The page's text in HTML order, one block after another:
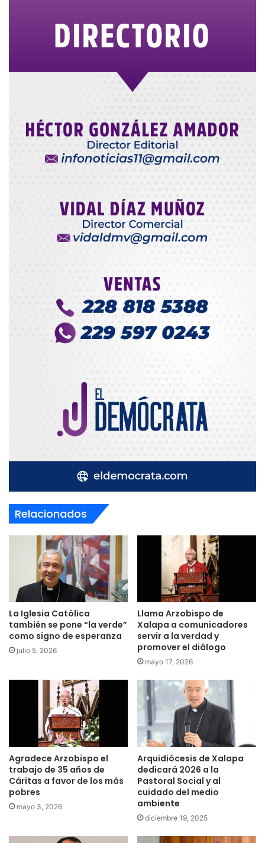
Relacionados
La Iglesia Católica
también se pone “la verde”
como signo de esperanza
julio 5, 2026
Llama Arzobispo de
Xalapa a comunicadores
servir a la verdad y
promover el diálogo
mayo 17, 2026
Agradece Arzobispo el
trabajo de 35 años de
Cáritas a favor de los más
pobres
mayo 3, 2026
Arquidiócesis de Xalapa
dedicará 2026 a la
Pastoral Social y al
cuidado del medio
ambiente
diciembre 19, 2025